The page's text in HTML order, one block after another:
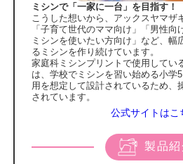
ミシンで「一家に一台」を目指す！
こうした想いから、アックスヤマザ
「子育て世代のママ向け」「男性向
ミシンを使いたい方向け」など、幅
るミシンを作り続けています。
家庭科ミシンプリントで使用してい
は、学校でミシンを習い始める小学
用を想定して設計されているため、
されています。
公式サイトはこ
製品紹